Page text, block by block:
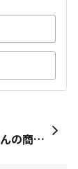
ピックルスさんの商品が大好きです。とくに「ご飯がススムくん」が大好きです。ピックルスさんのキムチを実際に作る企画など私の住んでいる近辺(名古屋地区など)で催されたら是非参加したいですね。そんな催しの企画、楽しみにしているおじさんです。